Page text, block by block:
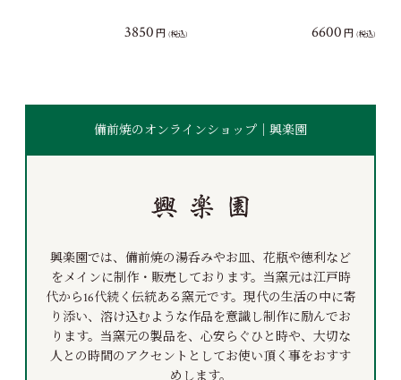
3850 円 (税込) 6600 円 (税込)
備前焼のオンラインショップ｜興楽園
興楽園では、備前焼の湯呑みやお皿、花瓶や徳利など
をメインに制作・販売しております。当窯元は江戸時
代から16代続く伝統ある窯元です。現代の生活の中に寄
り添い、溶け込むような作品を意識し制作に励んでお
ります。当窯元の製品を、心安らぐひと時や、大切な
人との時間のアクセントとしてお使い頂く事をおすす
めします。